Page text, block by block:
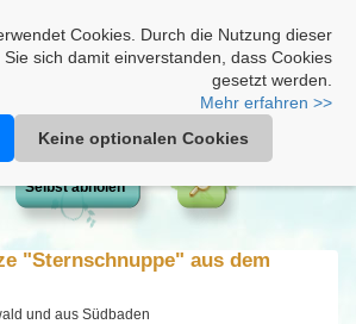
Cookies. Durch die Nutzung dieser
sich damit einverstanden, dass Cookies
gesetzt werden.
Mehr erfahren >>
Keine optionalen Cookies
Selbst abholen
"Sternschnuppe" aus dem
und aus Südbaden